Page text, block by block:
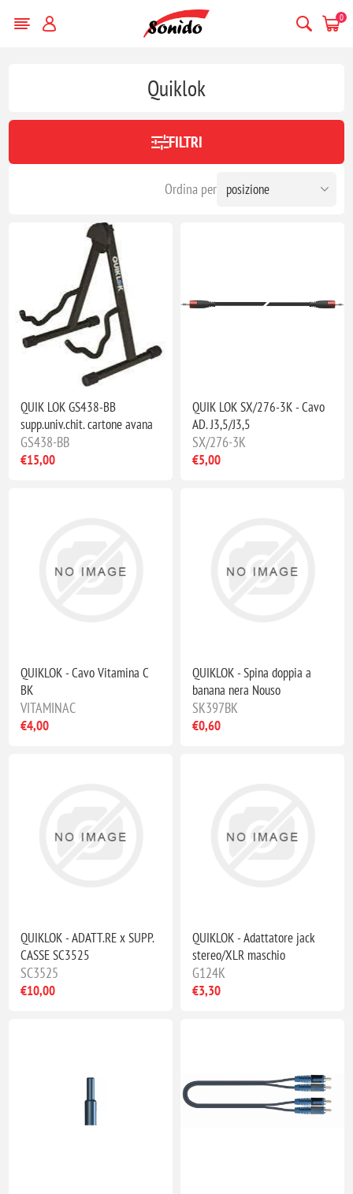
0
Quiklok
FILTRI
Ordina per
QUIK LOK GS438-BB
supp.univ.chit. cartone avana
GS438-BB
€15,00
QUIK LOK SX/276-3K - Cavo
AD. J3,5/J3,5
SX/276-3K
€5,00
QUIKLOK - Cavo Vitamina C
BK
VITAMINAC
€4,00
QUIKLOK - Spina doppia a
banana nera Nouso
SK397BK
€0,60
QUIKLOK - ADATT.RE x SUPP.
CASSE SC3525
SC3525
€10,00
QUIKLOK - Adattatore jack
stereo/XLR maschio
G124K
€3,30